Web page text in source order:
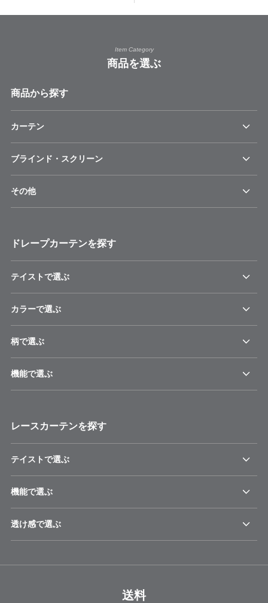
Item Category
商品を選ぶ
商品から探す
カーテン
ブラインド・スクリーン
その他
ドレープカーテンを探す
テイストで選ぶ
カラーで選ぶ
柄で選ぶ
機能で選ぶ
レースカーテンを探す
テイストで選ぶ
機能で選ぶ
透け感で選ぶ
送料